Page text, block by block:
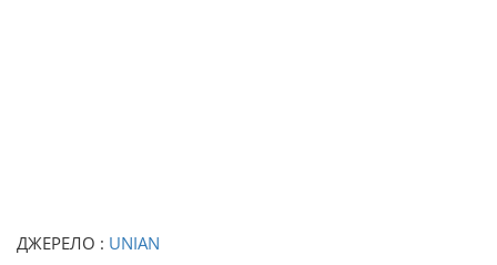
ДЖЕРЕЛО : UNIAN